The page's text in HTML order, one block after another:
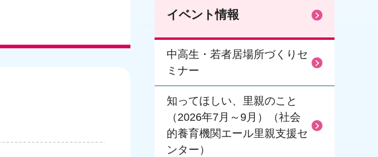
イベント情報
中高生・若者居場所づくりセ
ミナー
知ってほしい、里親のこと
（2026年7月～9月）（社会
的養育機関エール里親支援セ
ンター）